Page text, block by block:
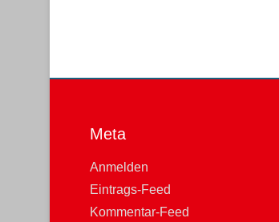
Meta
Anmelden
Eintrags-Feed
Kommentar-Feed